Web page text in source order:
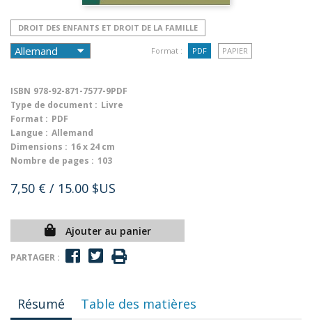
DROIT DES ENFANTS ET DROIT DE LA FAMILLE
Format : PDF PAPIER
ISBN 978-92-871-7577-9PDF
Type de document : Livre
Format : PDF
Langue : Allemand
Dimensions : 16 x 24 cm
Nombre de pages : 103
7,50 € / 15.00 $US
Ajouter au panier
PARTAGER :
Résumé Table des matières